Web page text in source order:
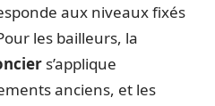
aux niveaux fixés
les bailleurs, la
s’applique
anciens, et les